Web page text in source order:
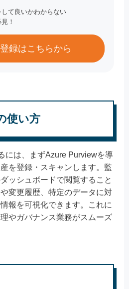
て良いかわからない
！
録はこちらから
使い方
には、まずAzure Purviewを導
を登録・スキャンします。監
ッシュボードで閲覧すること
変更履歴、特定のデータに対
報を可視化できます。これに
やガバナンス業務がスムーズ